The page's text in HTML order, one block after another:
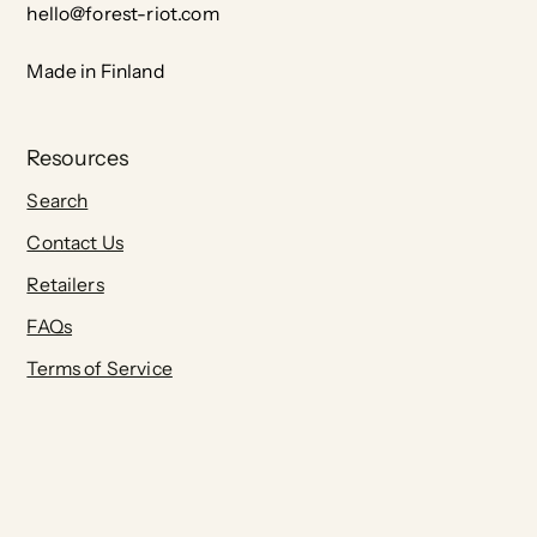
hello@forest-riot.com
Made in Finland
Resources
Search
Contact Us
Retailers
FAQs
Terms of Service